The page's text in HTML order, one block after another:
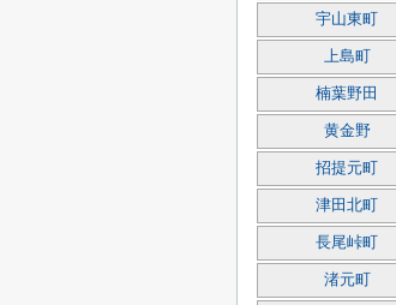
宇山東町
上島町
楠葉野田
黄金野
招提元町
津田北町
長尾峠町
渚元町